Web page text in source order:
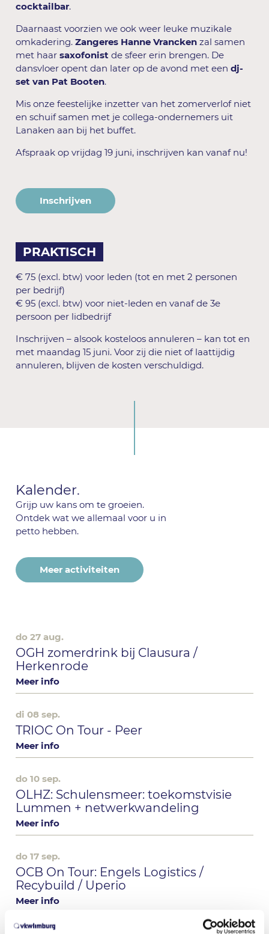
cocktailbar.
Daarnaast voorzien we ook weer leuke muzikale
omkadering. Zangeres Hanne Vranckenzal samen
met haar saxofonistde sfeer erin brengen. De
dansvloer opent dan later op de avond met een dj-
set van Pat Booten.
Mis onze feestelijke inzetter van het zomerverlof niet
en schuif samen met je collega-ondernemers uit
Lanaken aan bij het buffet.
Afspraak op vrijdag 19 juni, inschrijven kan vanaf nu!
Inschrijven
PRAKTISCH
€ 75 (excl. btw) voor leden (tot en met 2 personen
per bedrijf)
€ 95 (excl. btw) voor niet-leden en vanaf de 3e
persoon per lidbedrijf
Inschrijven – alsook kosteloos annuleren – kan tot en
met maandag 15 juni. Voor zij die niet of laattijdig
annuleren, blijven de kosten verschuldigd.
Kalender.
Grijp uw kans om te groeien.
Ontdek wat we allemaal voor u in
petto hebben.
Meer activiteiten
do 27 aug.
OGH zomerdrink bij Clausura /
Herkenrode
Meer info
di 08 sep.
TRIOC On Tour - Peer
Meer info
do 10 sep.
OLHZ: Schulensmeer: toekomstvisie
Lummen + netwerkwandeling
Meer info
do 17 sep.
OCB On Tour: Engels Logistics /
Recybuild / Uperio
Meer info